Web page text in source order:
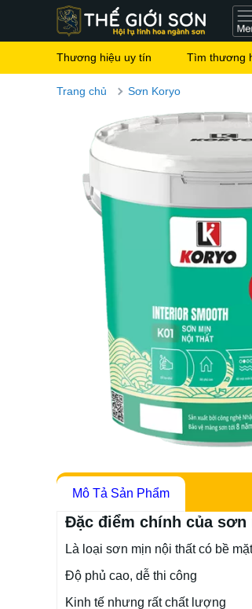
Thương hiệu uy tín Tìm thương
Trang chủ Sơn Koryo
Mô Tả Sản Phẩm
Đặc điểm chính của
Là loại sơn mịn nội thất có bề
Độ phủ cao, dễ thi công
Kinh tế nhưng rất chất lượng